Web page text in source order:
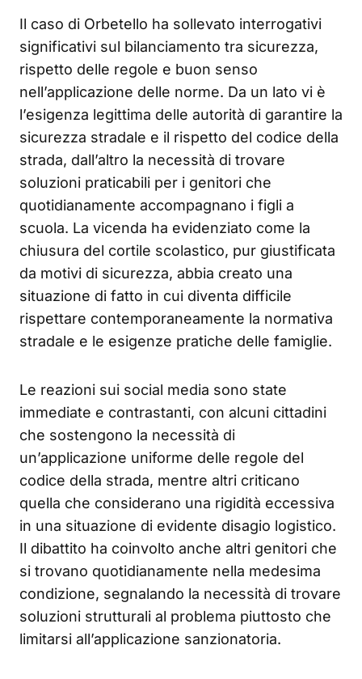
Il caso di Orbetello ha sollevato interrogativi
significativi sul bilanciamento tra sicurezza,
rispetto delle regole e buon senso
nell’applicazione delle norme. Da un lato vi è
l’esigenza legittima delle autorità di garantire la
sicurezza stradale e il rispetto del codice della
strada, dall’altro la necessità di trovare
soluzioni praticabili per i genitori che
quotidianamente accompagnano i figli a
scuola. La vicenda ha evidenziato come la
chiusura del cortile scolastico, pur giustificata
da motivi di sicurezza, abbia creato una
situazione di fatto in cui diventa difficile
rispettare contemporaneamente la normativa
stradale e le esigenze pratiche delle famiglie.
Le reazioni sui social media sono state
immediate e contrastanti, con alcuni cittadini
che sostengono la necessità di
un’applicazione uniforme delle regole del
codice della strada, mentre altri criticano
quella che considerano una rigidità eccessiva
in una situazione di evidente disagio logistico.
Il dibattito ha coinvolto anche altri genitori che
si trovano quotidianamente nella medesima
condizione, segnalando la necessità di trovare
soluzioni strutturali al problema piuttosto che
limitarsi all’applicazione sanzionatoria.